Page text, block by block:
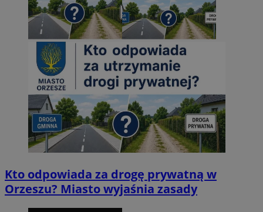
Kto odpowiada za drogę prywatną w
Orzeszu? Miasto wyjaśnia zasady